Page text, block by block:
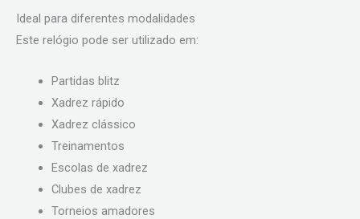
Ideal para diferentes modalidades
Este relógio pode ser utilizado em:
Partidas blitz
Xadrez rápido
Xadrez clássico
Treinamentos
Escolas de xadrez
Clubes de xadrez
Torneios amadores